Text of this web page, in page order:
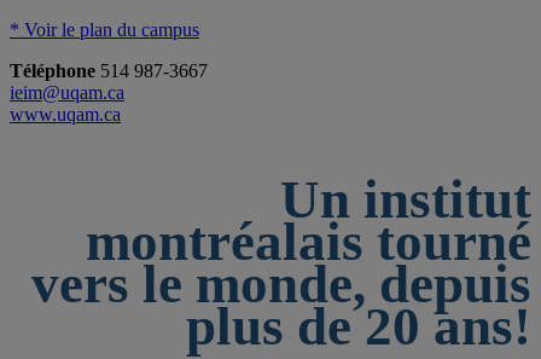
* Voir le plan du campus
Téléphone 514 987-3667
ieim@uqam.ca
www.uqam.ca
Un institut
montréalais tourné
vers le monde, depuis
plus de 20 ans!